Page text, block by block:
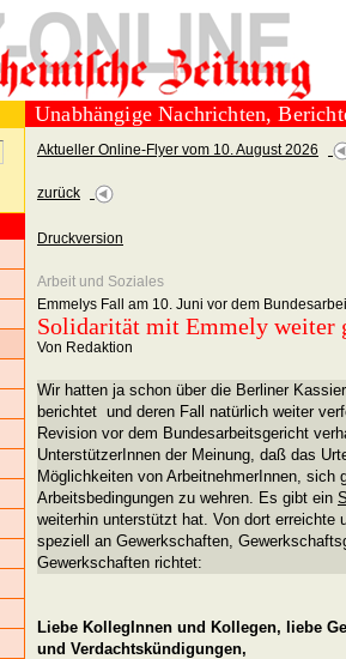
Unabhängige Nachrichten,
Aktueller Online-Flyer vom 10. August 2026
zurück
Druckversion
Arbeit und Soziales
Emmelys Fall am 10. Juni vor dem
Solidarität mit Emmely weiter
Von Redaktion
Wir hatten ja schon über die Berliner
berichtet und deren Fall natürlich weiter
Revision vor dem Bundesarbeitsgericht
UnterstützerInnen der Meinung, daß das
Möglichkeiten von ArbeitnehmerInnen, sich
Arbeitsbedingungen zu wehren. Es gibt ein
weiterhin unterstützt hat. Von dort erreichte
speziell an Gewerkschaften,
Gewerkschaften richtet:
Liebe KollegInnen und Kollegen, liebe
und Verdachtskündigungen,